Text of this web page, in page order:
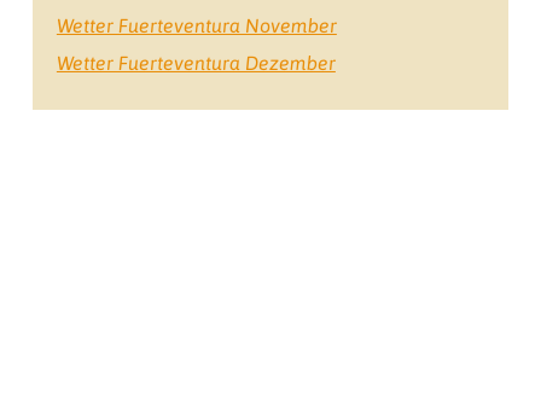
Wetter Fuerteventura November
Wetter Fuerteventura Dezember